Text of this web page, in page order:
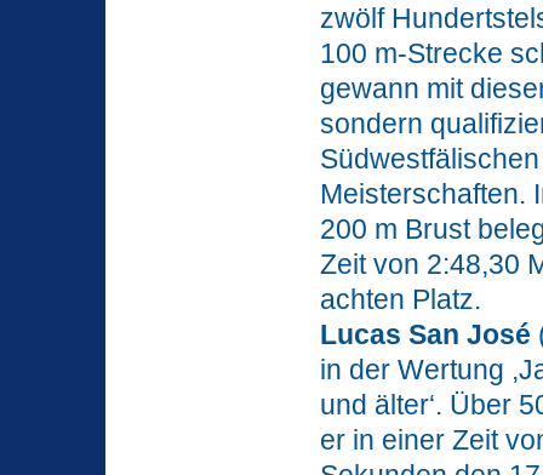
zwölf
100 m-Strecke
gewann mit
sondern
Meisterschaften.
200 m Brust
Zeit von 2:48,30
achten Platz.
Lucas San José
in der Wertung
und älter‘. Über
er in einer Zeit